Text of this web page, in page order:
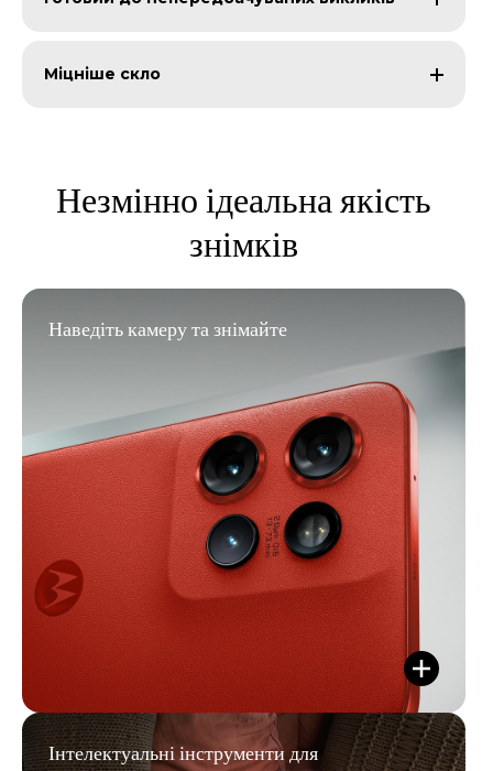
Міцніше скло
Незмінно ідеальна якість
знімків
Наведіть камеру та знімайте
Інтелектуальні інструменти для